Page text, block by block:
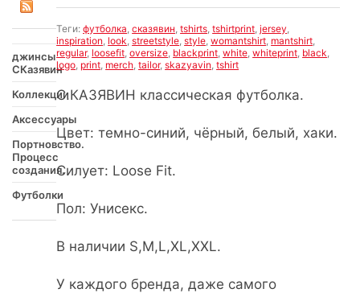
джинсы
СКазявин
Коллекции
Аксессуары
Портновство.
Процесс
создания.
Футболки
Теги:футболка,сказявин,tshirts,tshirtprint,jersey,
inspiration, look,streetstyle,style,womantshirt, mantshirt,
regular, loosefit,oversize, blackprint,white,whiteprint, black,
logo, print, merch,tailor,skazyavin,tshirt
С.КАЗЯВИН классическая футболка.
Цвет: темно-синий, чёрный, белый, хаки.
Силует: Loose Fit.
Пол: Унисекс.
В наличии S,M,L,XL,XXL.
У каждого бренда, даже самого